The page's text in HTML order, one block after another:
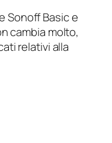
Sonoff Basic e
cambia molto,
relativi alla